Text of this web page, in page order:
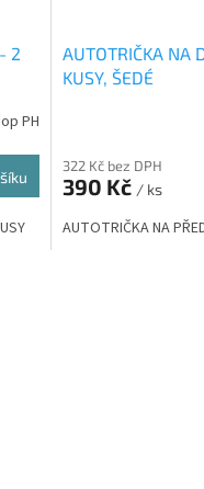
2
PH
AUTOTRIČKA NA
KUSY, ŠEDÉ
322 Kč bez DPH
390 Kč / ks
AUTOTRIČKA NA